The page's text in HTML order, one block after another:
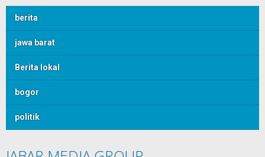
berita
jawa barat
Berita lokal
bogor
politik